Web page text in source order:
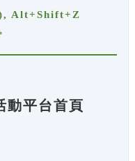
Alt+Shift+Z
動平台首頁